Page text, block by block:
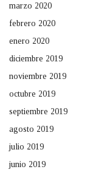
marzo 2020
febrero 2020
enero 2020
diciembre 2019
noviembre 2019
octubre 2019
septiembre 2019
agosto 2019
julio 2019
junio 2019